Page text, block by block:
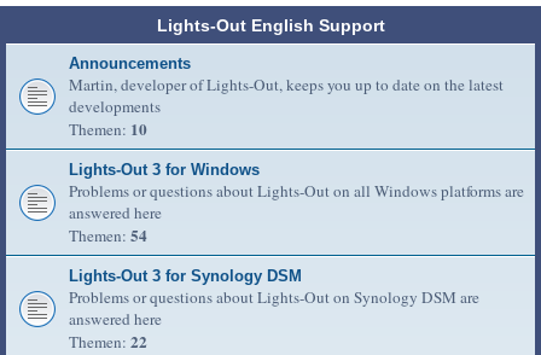
Lights-Out English Support
Announcements
Martin, developer of Lights-Out, keeps you up to date on the latest
developments
Themen: 10
Lights-Out 3 for Windows
Problems or questions about Lights-Out on all Windows platforms are
answered here
Themen: 54
Lights-Out 3 for Synology DSM
Problems or questions about Lights-Out on Synology DSM are
answered here
Themen: 22